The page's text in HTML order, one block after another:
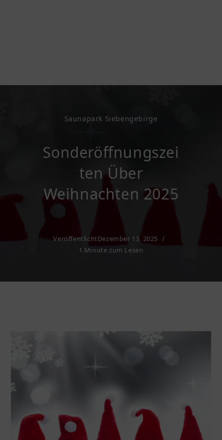
Saunapark Siebengebirge
Sonderöffnungszei
Ten Über
Weihnachten 2025
VeröffentlichtDezember 13, 2025
1 Minute zum Lesen